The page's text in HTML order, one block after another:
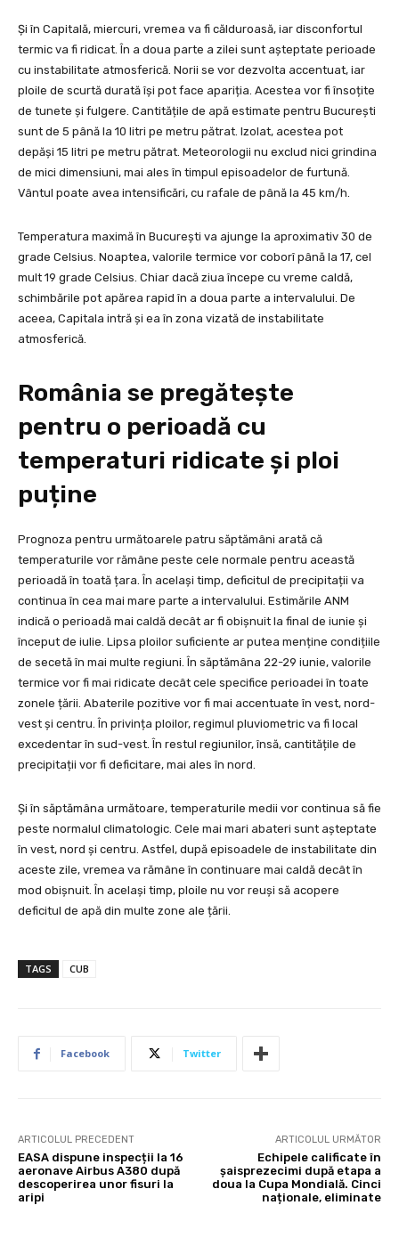
Și în Capitală, miercuri, vremea va fi călduroasă, iar disconfortul
termic va fi ridicat. În a doua parte a zilei sunt așteptate perioade
cu instabilitate atmosferică. Norii se vor dezvolta accentuat, iar
ploile de scurtă durată își pot face apariția. Acestea vor fi însoțite
de tunete și fulgere. Cantitățile de apă estimate pentru București
sunt de 5 până la 10 litri pe metru pătrat. Izolat, acestea pot
depăși 15 litri pe metru pătrat. Meteorologii nu exclud nici grindina
de mici dimensiuni, mai ales în timpul episoadelor de furtună.
Vântul poate avea intensificări, cu rafale de până la 45 km/h.
Temperatura maximă în București va ajunge la aproximativ 30 de
grade Celsius. Noaptea, valorile termice vor coborî până la 17, cel
mult 19 grade Celsius. Chiar dacă ziua începe cu vreme caldă,
schimbările pot apărea rapid în a doua parte a intervalului. De
aceea, Capitala intră și ea în zona vizată de instabilitate
atmosferică.
România se pregătește
pentru o perioadă cu
temperaturi ridicate și ploi
puține
Prognoza pentru următoarele patru săptămâni arată că
temperaturile vor rămâne peste cele normale pentru această
perioadă în toată țara. În același timp, deficitul de precipitații va
continua în cea mai mare parte a intervalului. Estimările ANM
indică o perioadă mai caldă decât ar fi obișnuit la final de iunie și
început de iulie. Lipsa ploilor suficiente ar putea menține condițiile
de secetă în mai multe regiuni. În săptămâna 22-29 iunie, valorile
termice vor fi mai ridicate decât cele specifice perioadei în toate
zonele țării. Abaterile pozitive vor fi mai accentuate în vest, nord-
vest și centru. În privința ploilor, regimul pluviometric va fi local
excedentar în sud-vest. În restul regiunilor, însă, cantitățile de
precipitații vor fi deficitare, mai ales în nord.
Și în săptămâna următoare, temperaturile medii vor continua să fie
peste normalul climatologic. Cele mai mari abateri sunt așteptate
în vest, nord și centru. Astfel, după episoadele de instabilitate din
aceste zile, vremea va rămâne în continuare mai caldă decât în
mod obișnuit. În același timp, ploile nu vor reuși să acopere
deficitul de apă din multe zone ale țării.
TAGS CUB
Facebook Twitter
ARTICOLUL PRECEDENT
EASA dispune inspecții la 16
aeronave Airbus A380 după
descoperirea unor fisuri la
aripi
ARTICOLUL URMĂTOR
Echipele calificate în
șaisprezecimi după etapa a
doua la Cupa Mondială. Cinci
naționale, eliminate